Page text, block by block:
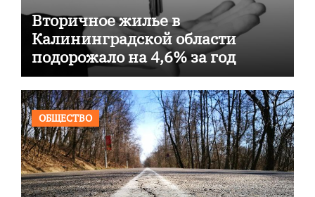
Вторичное жилье в
Калининградской области
подорожало на 4,6% за год
ОБЩЕСТВО